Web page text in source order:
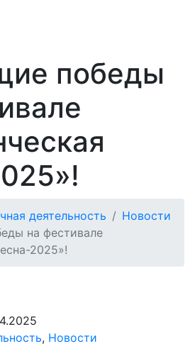
победы
деятельность
Новости
на фестивале
2025»!
, Новости